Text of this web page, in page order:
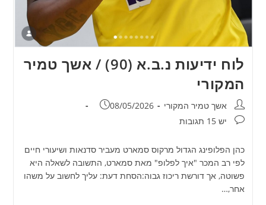
לוח ידיעות נ.ב.א (90) / אשך טמיר
המקורי
מחבר:אשך טמיר המקורי פורסם:
08/05/2026
תגובות:
יש 15 תגובות
כהן הפלופינג הגדול מרקוס סמארט מעביר סדנאות ושיעורי חיים
לפי רב המכר "איך לפלופ" מאת סמארט, התשובה לשאלה היא
פשוטה, אך דורשת ריכוז גבוה:הסחת דעת: עליך לחשוב על משהו
אחר,…